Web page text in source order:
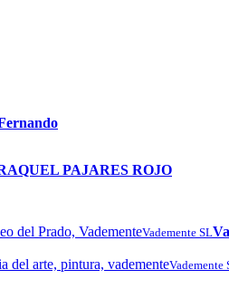
PAJARES ROJO
Vademente SL
Vademente